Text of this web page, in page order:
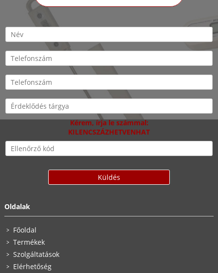
Kérem, írja le számmal:
KILENCSZÁZHETVENHAT
Oldalak
Főoldal
Termékek
Szolgáltatások
Elérhetőség